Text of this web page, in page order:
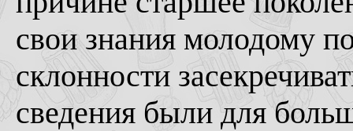
свои знания молодому
склонности
сведения были для